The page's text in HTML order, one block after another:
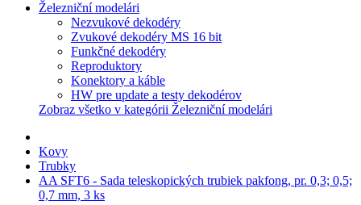
Železniční modelári
Nezvukové dekodéry
Zvukové dekodéry MS 16 bit
Funkčné dekodéry
Reproduktory
Konektory a káble
HW pre update a testy dekodérov
Zobraz všetko v kategórii Železniční modelári
Kovy
Trubky
AA SFT6 - Sada teleskopických trubiek pakfong, pr. 0,3; 0,5;
0,7 mm, 3 ks